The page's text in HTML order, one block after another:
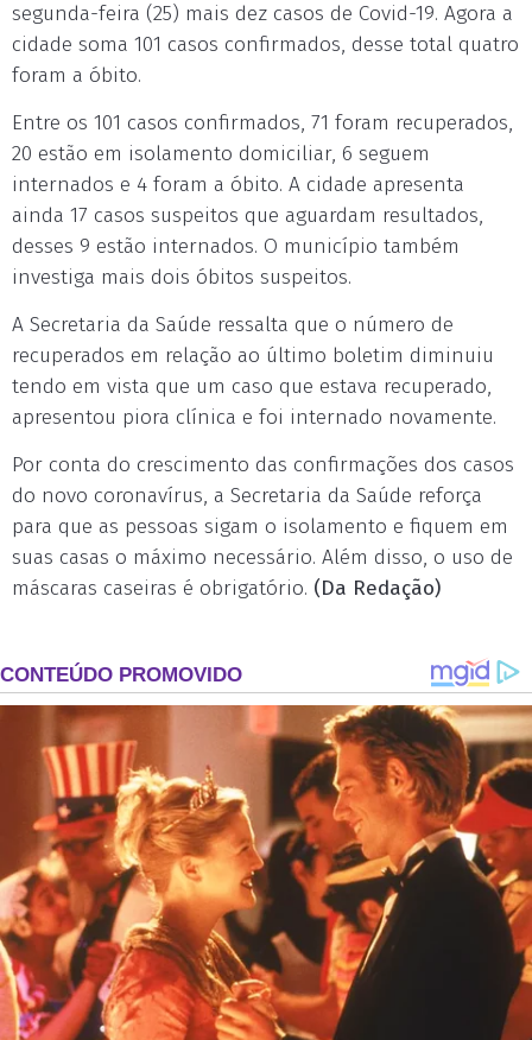
segunda-feira (25) mais dez casos de Covid-19. Agora a
cidade soma 101 casos confirmados, desse total quatro
foram a óbito.
Entre os 101 casos confirmados, 71 foram recuperados,
20 estão em isolamento domiciliar, 6 seguem
internados e 4 foram a óbito. A cidade apresenta
ainda 17 casos suspeitos que aguardam resultados,
desses 9 estão internados. O município também
investiga mais dois óbitos suspeitos.
A Secretaria da Saúde ressalta que o número de
recuperados em relação ao último boletim diminuiu
tendo em vista que um caso que estava recuperado,
apresentou piora clínica e foi internado novamente.
Por conta do crescimento das confirmações dos casos
do novo coronavírus, a Secretaria da Saúde reforça
para que as pessoas sigam o isolamento e fiquem em
suas casas o máximo necessário. Além disso, o uso de
máscaras caseiras é obrigatório. (Da Redação)